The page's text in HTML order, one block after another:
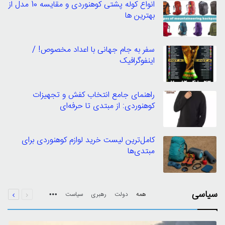
انواع کوله پشتی کوهنوردی و مقایسه 10 مدل از
بهترین ها
سفر به جام جهانی با اعداد مخصوص! /
اینفوگرافیک
راهنمای جامع انتخاب کفش و تجهیزات
کوهنوردی: از مبتدی تا حرفه‌ای
کامل‌ترین لیست خرید لوازم کوهنوردی برای
مبتدی‌ها
سیاسی همه دولت رهبری سیاست
صفحه